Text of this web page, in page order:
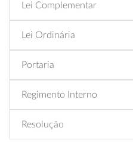
Lei Complementar
Lei Ordinária
Portaria
Regimento Interno
Resolução